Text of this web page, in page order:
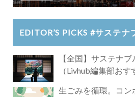
EDITOR’S PICKS #サステナ
【全国】サステナ
（Livhub編集部おす
生ごみを循環。コン